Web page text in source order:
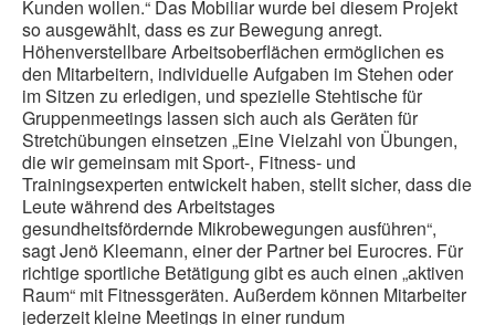
Kunden wollen.“ Das Mobiliar wurde bei diesem Projekt
so ausgewählt, dass es zur Bewegung anregt.
Höhenverstellbare Arbeitsoberflächen ermöglichen es
den Mitarbeitern, individuelle Aufgaben im Stehen oder
im Sitzen zu erledigen, und spezielle Stehtische für
Gruppenmeetings lassen sich auch als Geräten für
Stretchübungen einsetzen „Eine Vielzahl von Übungen,
die wir gemeinsam mit Sport-, Fitness- und
Trainingsexperten entwickelt haben, stellt sicher, dass die
Leute während des Arbeitstages
gesundheitsfördernde Mikrobewegungen ausführen“,
sagt Jenö Kleemann, einer der Partner bei Eurocres. Für
richtige sportliche Betätigung gibt es auch einen „aktiven
Raum“ mit Fitnessgeräten. Außerdem können Mitarbeiter
jederzeit kleine Meetings in einer rundum